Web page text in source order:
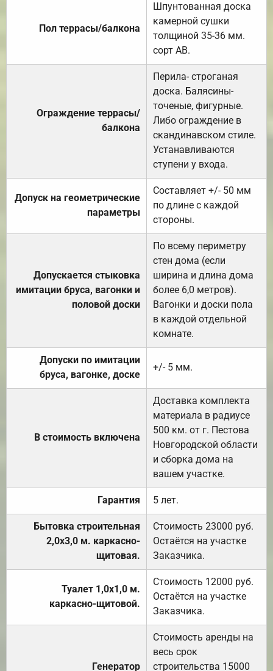
Пол террасы/балкона
Шпунтованная доска
камерной сушки
толщиной 35-36 мм.
сорт АВ.
Ограждение террасы/
балкона
Перила- строганая
доска. Балясины-
точеные, фигурные.
Либо ограждение в
скандинавском стиле.
Устанавливаются
ступени у входа.
Допуск на геометрические
параметры
Составляет +/- 50 мм
по длине с каждой
стороны.
Допускается стыковка
имитации бруса, вагонки и
половой доски
По всему периметру
стен дома (если
ширина и длина дома
более 6,0 метров).
Вагонки и доски пола
в каждой отдельной
комнате.
Допуски по имитации
бруса, вагонке, доске
+/- 5 мм.
В стоимость включена
Доставка комплекта
материала в радиусе
500 км. от г. Пестова
Новгородской области
и сборка дома на
вашем участке.
Гарантия 5 лет.
Бытовка строительная
2,0х3,0 м. каркасно-
щитовая.
Стоимость 23000 руб.
Остаётся на участке
Заказчика.
Туалет 1,0х1,0 м.
каркасно-щитовой.
Стоимость 12000 руб.
Остаётся на участке
Заказчика.
Генератор
Стоимость аренды на
весь срок
строительства 15000